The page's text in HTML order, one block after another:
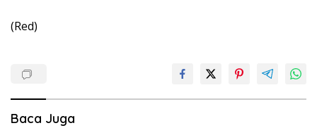
(Red)
Baca Juga